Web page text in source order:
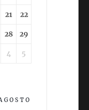
21 22
28 29
4 5